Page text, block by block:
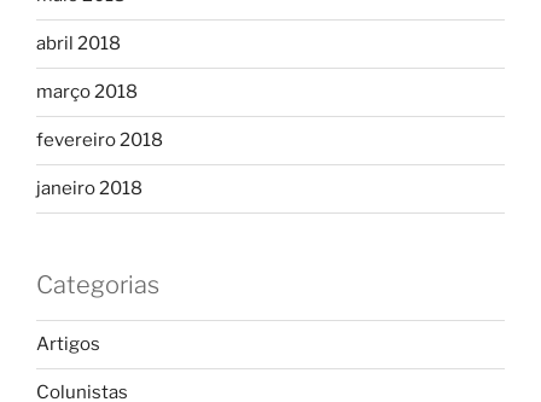
abril 2018
março 2018
fevereiro 2018
janeiro 2018
Categorias
Artigos
Colunistas